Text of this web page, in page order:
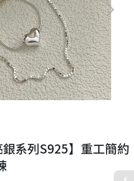
銀系列S925】重工簡約